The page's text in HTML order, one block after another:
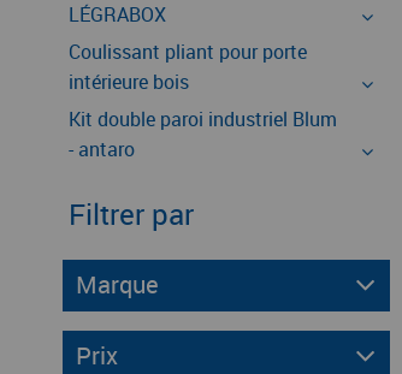
LÉGRABOX
Coulissant pliant pour porte
intérieure bois
Kit double paroi industriel Blum
- antaro
Filtrer par
Marque
Prix